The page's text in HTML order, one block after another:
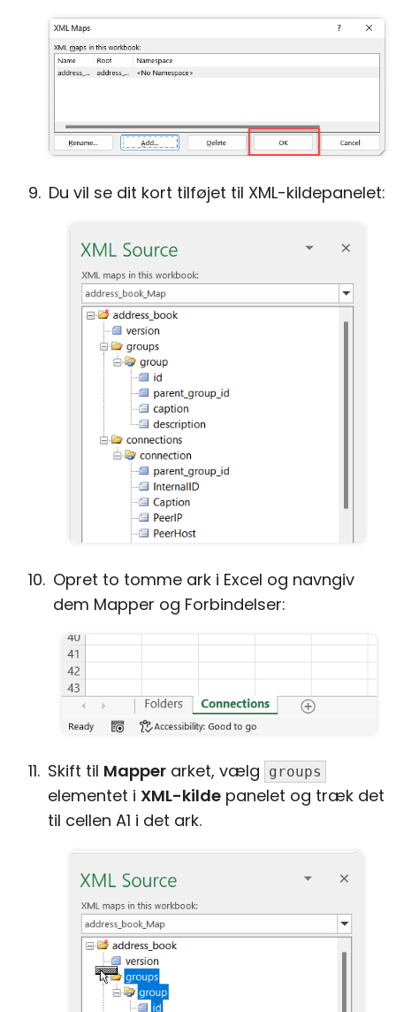
Du vil se dit kort tilføjet til XML-kildepanelet:
Opret to tomme ark i Excel og navngiv
dem Mapper og Forbindelser:
Skift til Mapper arket, vælg groups
elementet i XML-kilde panelet og træk det
til cellen A1 i det ark.